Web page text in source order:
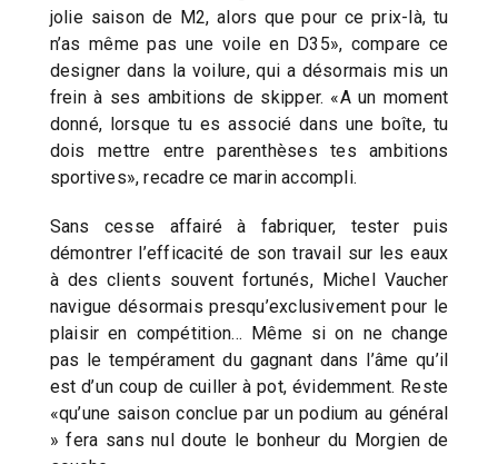
jolie saison de M2, alors que pour ce prix-là, tu
n’as même pas une voile en D35», compare ce
designer dans la voilure, qui a désormais mis un
frein à ses ambitions de skipper. «A un moment
donné, lorsque tu es associé dans une boîte, tu
dois mettre entre parenthèses tes ambitions
sportives», recadre ce marin accompli.
Sans cesse affairé à fabriquer, tester puis
démontrer l’efficacité de son travail sur les eaux
à des clients souvent fortunés, Michel Vaucher
navigue désormais presqu’exclusivement pour le
plaisir en compétition… Même si on ne change
pas le tempérament du gagnant dans l’âme qu’il
est d’un coup de cuiller à pot, évidemment. Reste
«qu’une saison conclue par un podium au général
» fera sans nul doute le bonheur du Morgien de